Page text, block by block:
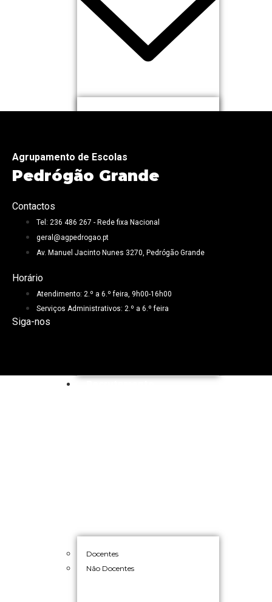
História do Agrupamento
Docentes
Não Docentes
Agrupamento de Escolas
Pedrógão Grande
Contactos
Tel: 236 486 267 - Rede fixa Nacional
geral@agpedrogao.pt
Av. Manuel Jacinto Nunes 3270, Pedrógão Grande
Horário
Atendimento: 2.º a 6.º feira, 9h00-16h00
Serviços Administrativos: 2.º a 6.º feira
Siga-nos